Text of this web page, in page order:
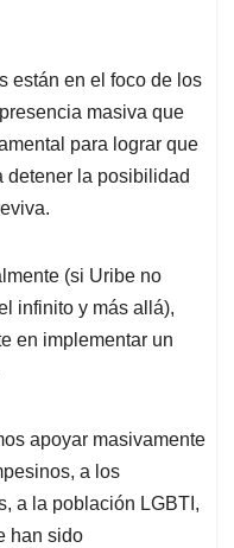
están en el foco de los
masiva que
para lograr que
detener la posibilidad
(si Uribe no
infinito y más allá),
en implementar un
apoyar masivamente
a los
a la población LGBTI,
han sido